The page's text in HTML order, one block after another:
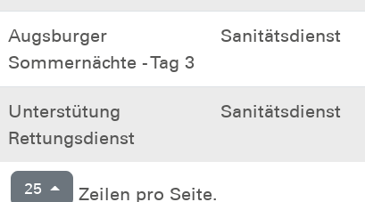
Augsburger
Sommernächte - Tag 3
Sanitätsdienst
Unterstütung
Rettungsdienst
Sanitätsdienst
25 Zeilen pro Seite.